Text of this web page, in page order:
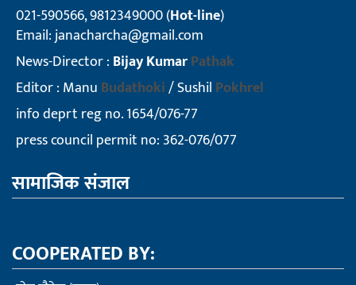
021-590566, 9812349000 (Hot-line)
Email:janacharcha@gmail.com
News-Director : Bijay KumarPathak
Editor : Manu Budathoki/ Sushil Pokhrel
info deprt reg no. 1654/076-77
press council permit no: 362-076/077
सामाजिक संजाल
COOPERATED BY: